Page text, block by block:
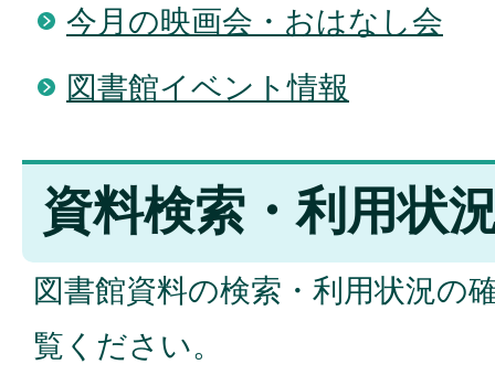
今月の映画会・おはなし会
図書館イベント情報
資料検索・利用状
図書館資料の検索・利用状況の
覧ください。